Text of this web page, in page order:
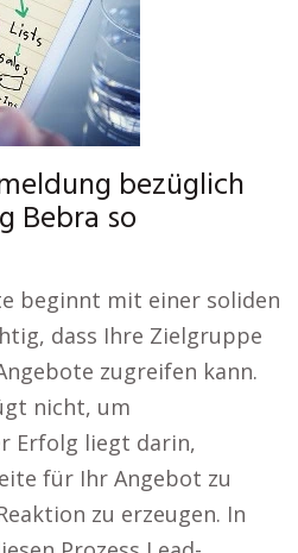
bezüglich
Bebra so
beginnt mit einer soliden
dass Ihre Zielgruppe
zugreifen kann.
nicht, um
Erfolg liegt darin,
für Ihr Angebot zu
zu erzeugen. In